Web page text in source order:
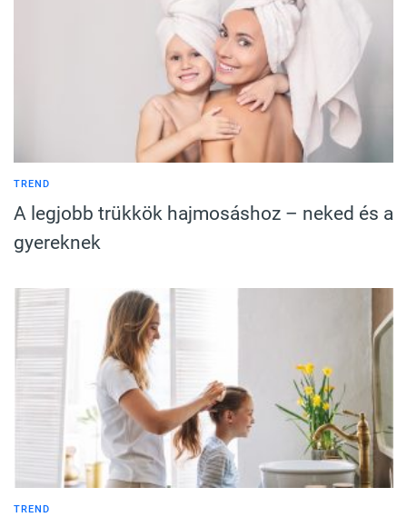
TREND
A legjobb trükkök hajmosáshoz – neked és a
gyereknek
TREND